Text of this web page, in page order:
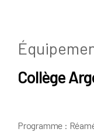
Collège
Programme :